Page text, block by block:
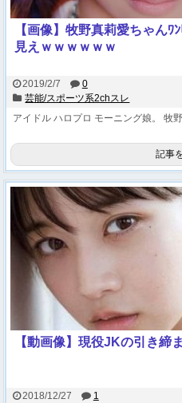
【画像】牧野真莉愛ちゃんﾜ
見えｗｗｗｗｗｗ
2019/2/7
0
芸能/スポーツ系2chスレ
アイドル ハロプロ モーニング娘。 牧
記事
【動画像】現役JKの引き締
2018/12/27
1